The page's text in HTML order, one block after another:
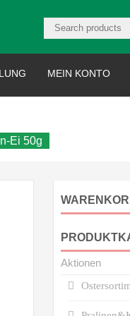
MEIN KONTO
Ei 50g
Aktionen